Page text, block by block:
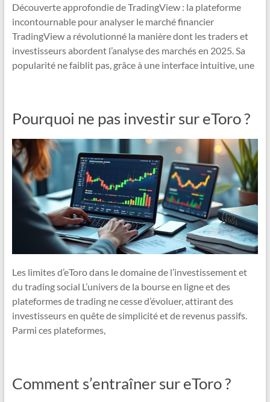
Découverte approfondie de TradingView : la plateforme
incontournable pour analyser le marché financier
TradingView a révolutionné la manière dont les traders et
investisseurs abordent l’analyse des marchés en 2025. Sa
popularité ne faiblit pas, grâce à une interface intuitive, une
Pourquoi ne pas investir sur eToro ?
Les limites d’eToro dans le domaine de l’investissement et
du trading social L’univers de la bourse en ligne et des
plateformes de trading ne cesse d’évoluer, attirant des
investisseurs en quête de simplicité et de revenus passifs.
Parmi ces plateformes,
Comment s’entraîner sur eToro ?